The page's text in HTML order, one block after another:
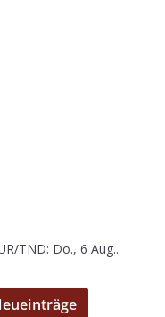
TND: Do., 6 Aug..